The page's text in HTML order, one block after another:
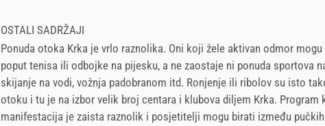
OSTALI SADRŽAJI
Ponuda otoka Krka je vrlo raznolika. Oni koji žele aktivan odmor
poput tenisa ili odbojke na pijesku, a ne zaostaje ni ponuda sportova
skijanje na vodi, vožnja padobranom itd. Ronjenje ili ribolov su isto
otoku i tu je na izbor velik broj centara i klubova diljem Krka. Program
manifestacija je zaista raznolik i posjetitelji mogu birati između